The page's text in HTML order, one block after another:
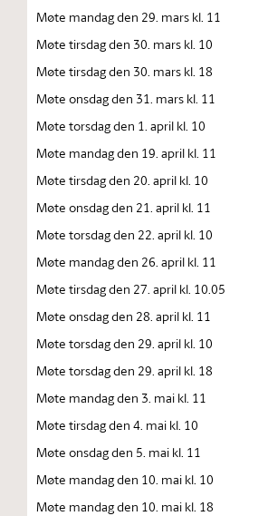
Møte mandag den 29. mars kl. 11
Møte tirsdag den 30. mars kl. 10
Møte tirsdag den 30. mars kl. 18
Møte onsdag den 31. mars kl. 11
Møte torsdag den 1. april kl. 10
Møte mandag den 19. april kl. 11
Møte tirsdag den 20. april kl. 10
Møte onsdag den 21. april kl. 11
Møte torsdag den 22. april kl. 10
Møte mandag den 26. april kl. 11
Møte tirsdag den 27. april kl. 10.05
Møte onsdag den 28. april kl. 11
Møte torsdag den 29. april kl. 10
Møte torsdag den 29. april kl. 18
Møte mandag den 3. mai kl. 11
Møte tirsdag den 4. mai kl. 10
Møte onsdag den 5. mai kl. 11
Møte mandag den 10. mai kl. 10
Møte mandag den 10. mai kl. 18